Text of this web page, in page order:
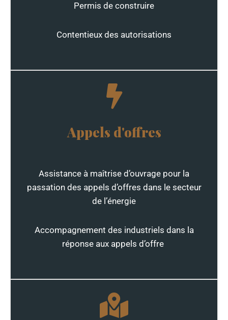
Permis de construire
Contentieux des autorisations
Appels d'offres
Assistance à maîtrise d’ouvrage pour la
passation des appels d’offres dans le secteur
de l’énergie
Accompagnement des industriels dans la
réponse aux appels d’offre